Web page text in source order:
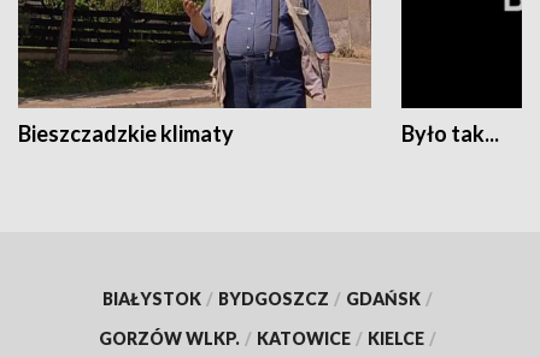
Bieszczadzkie klimaty Było tak...
BIAŁYSTOK / BYDGOSZCZ / GDAŃSK /
GORZÓW WLKP. / KATOWICE / KIELCE /